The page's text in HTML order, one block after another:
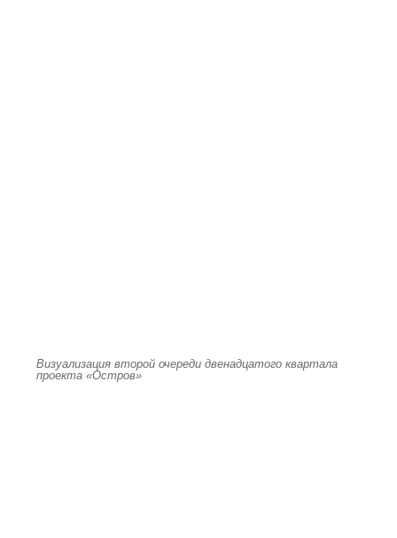
Визуализация второй очереди двенадцатого квартала
проекта «Остров»